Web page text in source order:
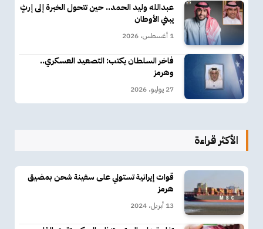
عبدالله وليد الحمد.. حين تتحول الخبرة إلى إرثٍ
يبني الأوطان
1 أغسطس، 2026
فاخر السلطان يكتب: التصعيد العسكري..
وهرمز
27 يوليو، 2026
الأكثر قراءة
قوات إيرانية تستولي على سفينة شحن بمضيق
هرمز
13 أبريل، 2024